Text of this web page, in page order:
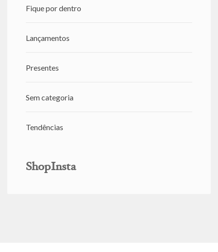
Fique por dentro
Lançamentos
Presentes
Sem categoria
Tendências
ShopInsta